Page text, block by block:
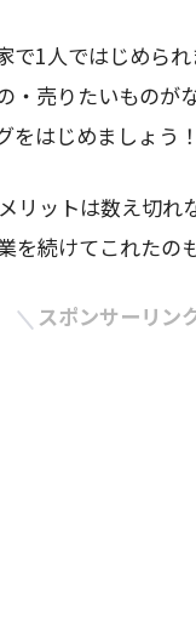
で1人ではじめら
・売りたいものが
をはじめましょう！
リットは数え切れ
続けてこれたの
スポンサーリン